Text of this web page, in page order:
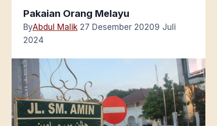
Pakaian Orang Melayu
ByAbdul Malik 27 Desember 20209 Juli
2024